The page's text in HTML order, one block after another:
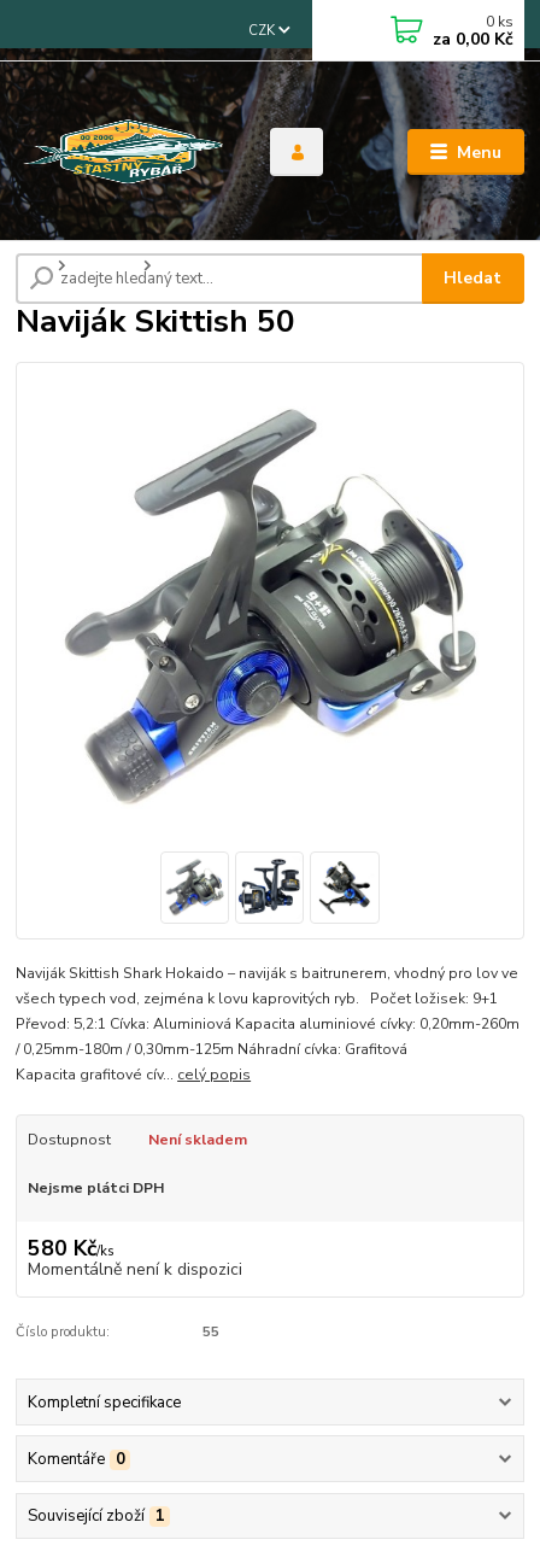
Menu
CZK
Hledat
0 ks
za 0,00 Kč
Úvod Navijáky Naviják Skittish 50
Naviják Skittish 50
Naviják Skittish Shark Hokaido – naviják s baitrunerem, vhodný pro lov ve
všech typech vod, zejména k lovu kaprovitých ryb. Počet ložisek: 9+1
Převod: 5,2:1 Cívka: Aluminiová Kapacita aluminiové cívky: 0,20mm-260m
/ 0,25mm-180m / 0,30mm-125m Náhradní cívka: Grafitová
Kapacita grafitové cív... celý popis
Dostupnost Není skladem
Nejsme plátci DPH
580 Kč/ks
Momentálně není k dispozici
Číslo produktu: 55
Kompletní specifikace
Komentáře 0
Související zboží 1